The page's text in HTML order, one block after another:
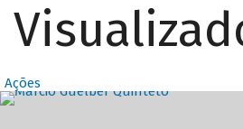
Ações